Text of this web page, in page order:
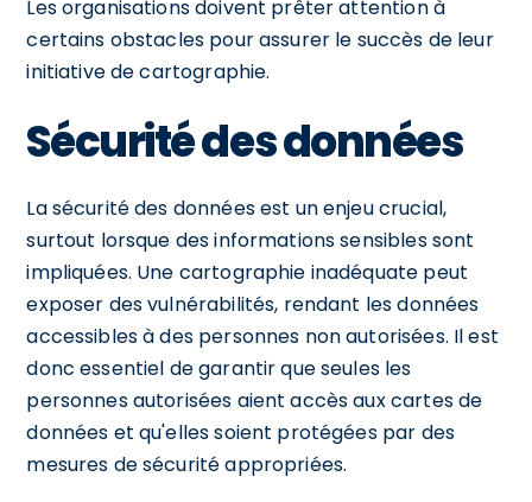
Les organisations doivent prêter attention à
certains obstacles pour assurer le succès de leur
initiative de cartographie.
Sécurité des données
La sécurité des données est un enjeu crucial,
surtout lorsque des informations sensibles sont
impliquées. Une cartographie inadéquate peut
exposer des vulnérabilités, rendant les données
accessibles à des personnes non autorisées. Il est
donc essentiel de garantir que seules les
personnes autorisées aient accès aux cartes de
données et qu'elles soient protégées par des
mesures de sécurité appropriées.